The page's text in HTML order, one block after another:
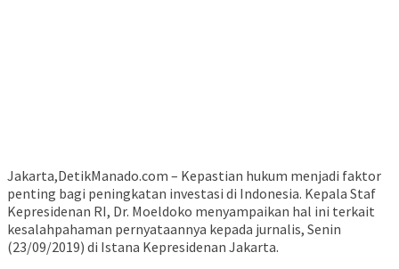
Jakarta,DetikManado.com – Kepastian hukum menjadi faktor
penting bagi peningkatan investasi di Indonesia. Kepala Staf
Kepresidenan RI, Dr. Moeldoko menyampaikan hal ini terkait
kesalahpahaman pernyataannya kepada jurnalis, Senin
(23/09/2019) di Istana Kepresidenan Jakarta.